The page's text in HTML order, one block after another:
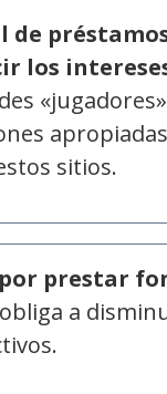
los
sitios.
prestar
a